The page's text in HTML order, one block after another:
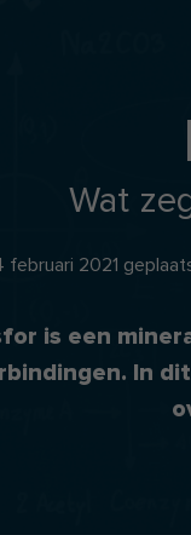
Wat
februari 2021
is een
In